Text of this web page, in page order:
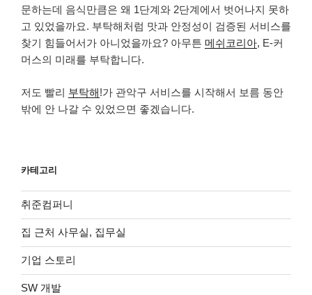
문하는데 음식만큼은 왜 1단계와 2단계에서 벗어나지 못하
고 있었을까요. 부탁해처럼 맛과 안정성이 검증된 서비스를
찾기 힘들어서가 아니었을까요? 아무튼 메쉬코리아, E-커
머스의 미래를 부탁합니다.
저도 빨리 부탁해!가 관악구 서비스를 시작해서 보름 동안
밖에 안 나갈 수 있었으면 좋겠습니다.
카테고리
취준컴퍼니
집 근처 사무실, 집무실
기업 스토리
SW 개발